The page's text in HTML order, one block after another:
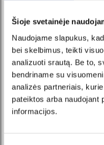
Šioje svetainėje
Naudojame slapukus,
bei skelbimus, teikti
analizuoti srautą. Be to,
bendriname su
analizės partneriais,
pateiktos arba naudojant
informacijos.
reģistrējies un vienmēr
pasākumiem un akcijām!
Saņemiet ziņojumus
Messenger,
tieši no mūsu viedā
reģistrējies un vienmēr